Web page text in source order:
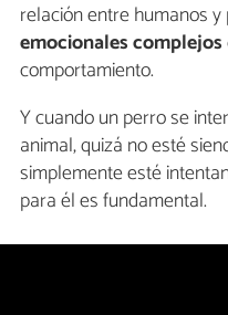
relación entre humanos
emocionales complejos
comportamiento.
Y cuando un perro se
animal, quizá no esté
simplemente esté
para él es fundamental.